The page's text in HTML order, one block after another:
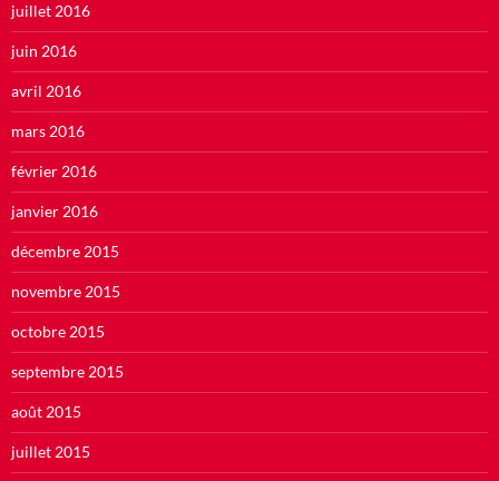
juillet 2016
juin 2016
avril 2016
mars 2016
février 2016
janvier 2016
décembre 2015
novembre 2015
octobre 2015
septembre 2015
août 2015
juillet 2015